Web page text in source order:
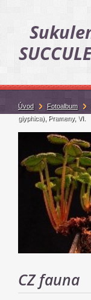
CZ fauna
Úvod Fotoalbum
glyphica), Prameny, VI.